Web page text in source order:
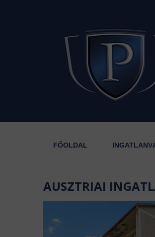
FŐOLDAL
AUSZTRIAI